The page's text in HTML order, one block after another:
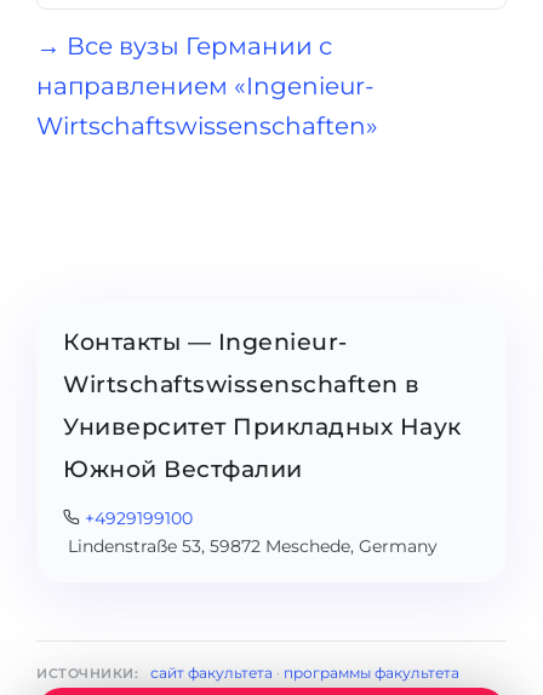
→ Все вузы Германии с
направлением «Ingenieur-
Wirtschaftswissenschaften»
Контакты — Ingenieur-
Wirtschaftswissenschaften в
Университет Прикладных Наук
Южной Вестфалии
+4929199100
Lindenstraße 53, 59872 Meschede, Germany
ИСТОЧНИКИ: сайт факультета · программы факультета